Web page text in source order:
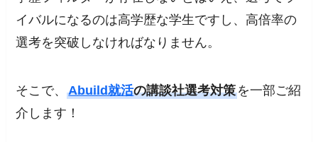
イバルになるのは高学歴な学生ですし、高倍率の
選考を突破しなければなりません。
そこで、Abuild就活の講談社選考対策を一部ご紹
介します！